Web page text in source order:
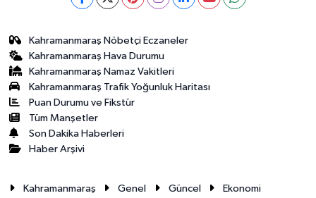
Kahramanmaraş Nöbetçi Eczaneler
Kahramanmaraş Hava Durumu
Kahramanmaraş Namaz Vakitleri
Kahramanmaraş Trafik Yoğunluk Haritası
Puan Durumu ve Fikstür
Tüm Manşetler
Son Dakika Haberleri
Haber Arşivi
Kahramanmaraş Genel Güncel
Ekonomi